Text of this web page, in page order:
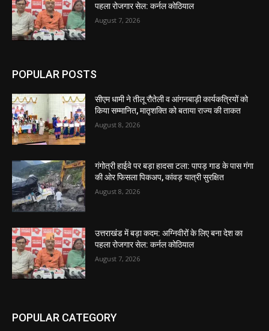
पहला रोजगार सेल: कर्नल कोठियाल
August 7, 2026
POPULAR POSTS
सीएम धामी ने तीलू रौतेली व आंगनबाड़ी कार्यकत्रियों को
किया सम्मानित, मातृशक्ति को बताया राज्य की ताकत
August 8, 2026
गंगोत्री हाईवे पर बड़ा हादसा टला: पापड़ गाड के पास गंगा
की ओर फिसला पिकअप, कांवड़ यात्री सुरक्षित
August 8, 2026
उत्तराखंड में बड़ा कदम: अग्निवीरों के लिए बना देश का
पहला रोजगार सेल: कर्नल कोठियाल
August 7, 2026
POPULAR CATEGORY